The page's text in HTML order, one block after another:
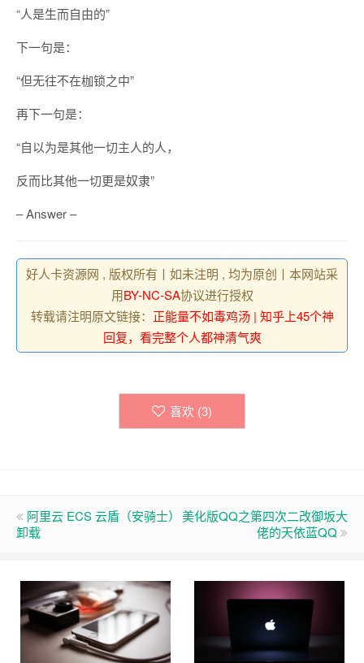
“人是生而自由的”
下一句是：
“但无往不在枷锁之中”
再下一句是：
“自以为是其他一切主人的人，
反而比其他一切更是奴隶”
– Answer –
好人卡资源网 , 版权所有丨如未注明 , 均为原创丨本网站采
用BY-NC-SA协议进行授权
转载请注明原文链接： 正能量不如毒鸡汤 | 知乎上45个神
回复，看完整个人都神清气爽
喜欢 (3)
阿里云 ECS 云盾（安骑士）
卸载
美化版QQ之第四次二改御坂大
佬的天依蓝QQ